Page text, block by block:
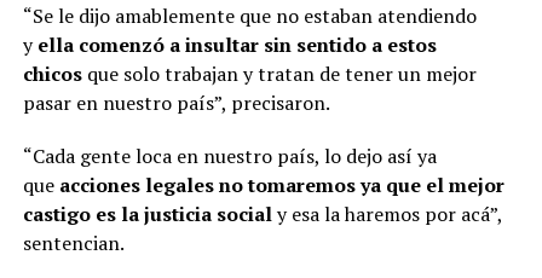
“Se le dijo amablemente que no estaban atendiendo
yella comenzó a insultar sin sentido a estos
chicosque solo trabajan y tratan de tener un mejor
pasar en nuestro país”, precisaron.
“Cada gente loca en nuestro país, lo dejo así ya
que acciones legales no tomaremos ya que el mejor
castigo es la justicia socialy esa la haremos por acá”,
sentencian.